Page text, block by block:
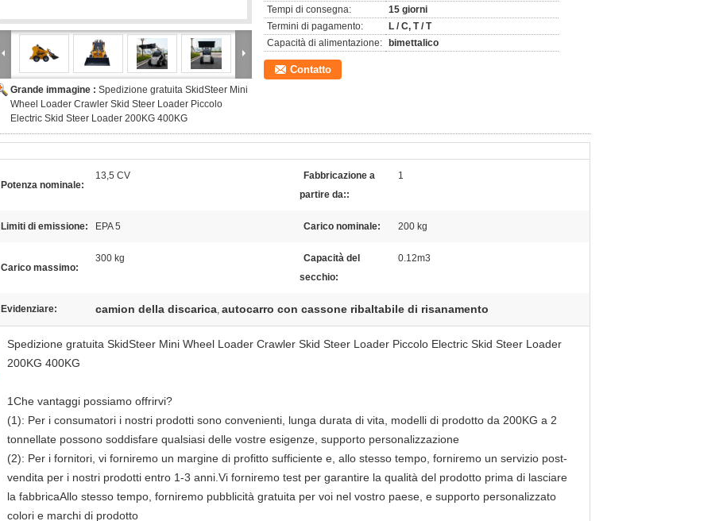
Grande immagine : Spedizione gratuita SkidSteer Mini
Wheel Loader Crawler Skid Steer Loader Piccolo
Electric Skid Steer Loader 200KG 400KG
Tempi di consegna:
15 giorni
Termini di pagamento:
L / C, T / T
Capacità di alimentazione:
bimettalico
Contatto
Potenza nominale:
13,5 CV
Fabbricazione a
partire da::
1
Limiti di emissione: EPA 5 Carico nominale: 200 kg
Carico massimo:
300 kg
Capacità del
secchio:
0.12m3
Evidenziare: camion della discarica, autocarro con cassone ribaltabile di risanamento
Spedizione gratuita SkidSteer Mini Wheel Loader Crawler Skid Steer Loader Piccolo Electric Skid Steer Loader
200KG 400KG
1Che vantaggi possiamo offrirvi?
(1): Per i consumatori i nostri prodotti sono convenienti, lunga durata di vita, modelli di prodotto da 200KG a 2
tonnellate possono soddisfare qualsiasi delle vostre esigenze, supporto personalizzazione
(2): Per i fornitori, vi forniremo un margine di profitto sufficiente e, allo stesso tempo, forniremo un servizio post-
vendita per i nostri prodotti entro 1-3 anni.Vi forniremo test per garantire la qualità del prodotto prima di lasciare
la fabbricaAllo stesso tempo, forniremo pubblicità gratuita per voi nel vostro paese, e supporto personalizzato
colori e marchi di prodotto